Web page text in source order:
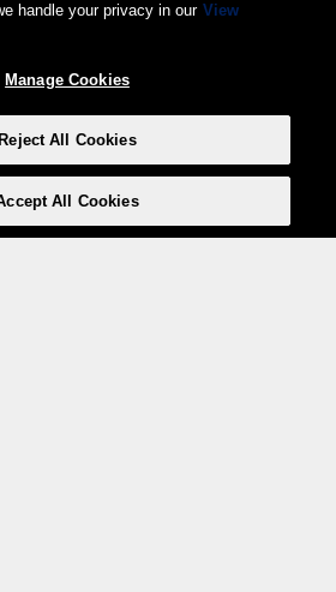
handle your privacy in our View
Manage Cookies
Reject All Cookies
All Cookies